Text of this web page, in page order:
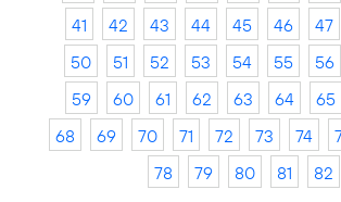
41
42 43 44 45 46 47
50
51 52 53 54 55 56
59
60 61 62 63 64 65
68
69 70 71 72 73 74
78
79 80 81 82